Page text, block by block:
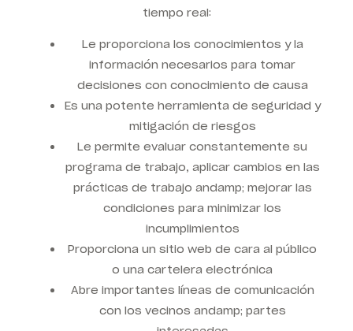
tiempo real:
Le proporciona los conocimientos y la
información necesarios para tomar
decisiones con conocimiento de causa
Es una potente herramienta de seguridad y
mitigación de riesgos
Le permite evaluar constantemente su
programa de trabajo, aplicar cambios en las
prácticas de trabajo andamp; mejorar las
condiciones para minimizar los
incumplimientos
Proporciona un sitio web de cara al público
o una cartelera electrónica
Abre importantes líneas de comunicación
con los vecinos andamp; partes